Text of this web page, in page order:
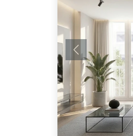
Anterior